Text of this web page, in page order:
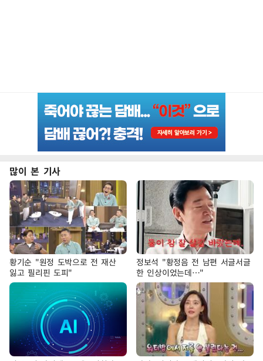
많이 본 기사
황기순 "원정 도박으로 전 재산
잃고 필리핀 도피"
정보석 "황정음 전 남편 서글서글
한 인상이었는데…"